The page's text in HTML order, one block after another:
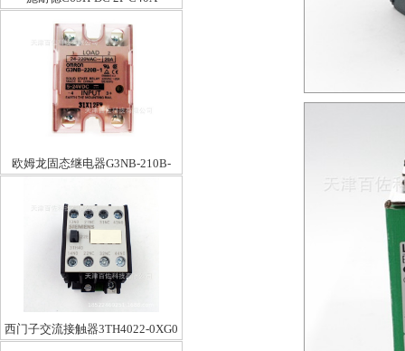
欧姆龙固态继电器G3NB-210B-
西门子交流接触器3TH4022-0XG0